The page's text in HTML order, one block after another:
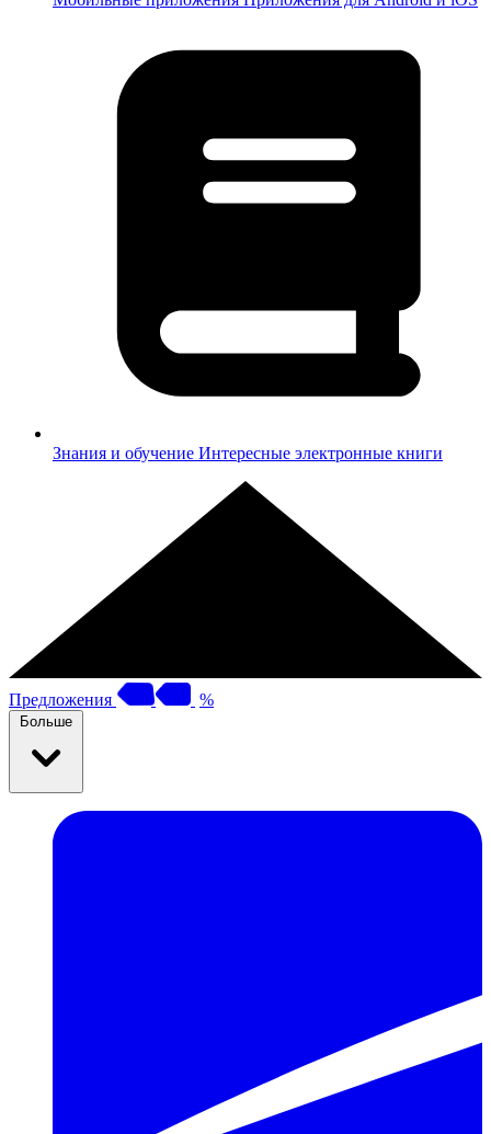
Знания и обучение Интересные электронные книги
Предложения %
Больше